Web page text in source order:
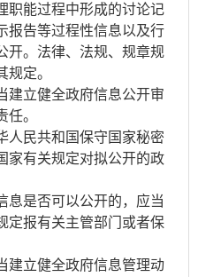
能过程中形成的讨论记
报告等过程性信息以及行
开。法律、法规、规章规
定。
立健全政府信息公开审
。
民共和国保守国家秘密
家有关规定对拟公开的政
是否可以公开的，应当
定报有关主管部门或者保
立健全政府信息管理动